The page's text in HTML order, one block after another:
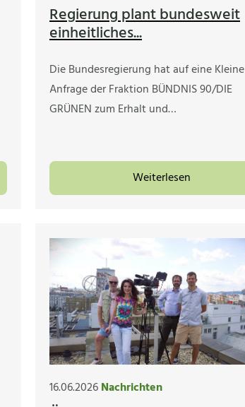
Regierung plant bundesweit
einheitliches...
Die Bundesregierung hat auf eine Kleine
Anfrage der Fraktion BÜNDNIS 90/DIE
GRÜNEN zum Erhalt und…
Weiterlesen
16.06.2026Nachrichten